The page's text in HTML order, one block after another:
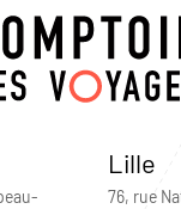
Lille
76, rue